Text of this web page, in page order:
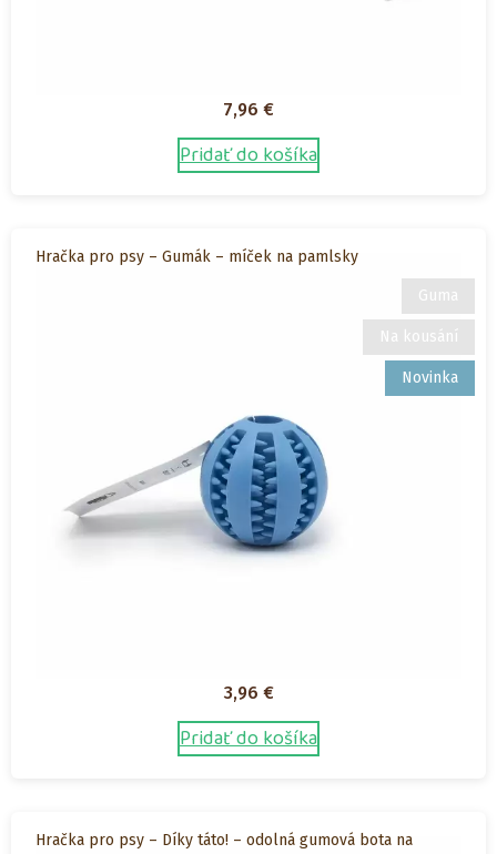
7,96 €
Pridať do košíka
Guma
Na kousání
Novinka
Hračka pro psy – Gumák – míček na pamlsky
3,96 €
Pridať do košíka
Hračka pro psy – Díky táto! – odolná gumová bota na